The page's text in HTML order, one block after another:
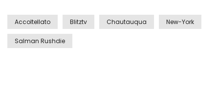
Grattacielo crolla per un incendio
Accoltellato Blitztv Chautauqua New-York
Salman Rushdie